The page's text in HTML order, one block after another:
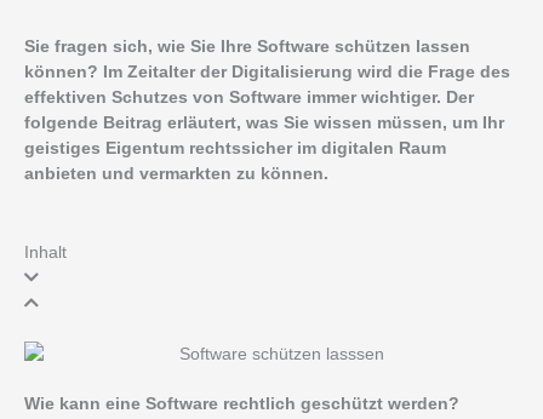
Sie fragen sich, wie Sie Ihre Software schützen lassen
können?
Im Zeitalter der Digitalisierung wird die Frage des
effektiven Schutzes von Software immer wichtiger. Der
folgende Beitrag erläutert, was Sie wissen müssen, um Ihr
geistiges Eigentum rechtssicher im digitalen Raum
anbieten und vermarkten zu können.
Inhalt
Wie kann eine Software rechtlich geschützt werden?